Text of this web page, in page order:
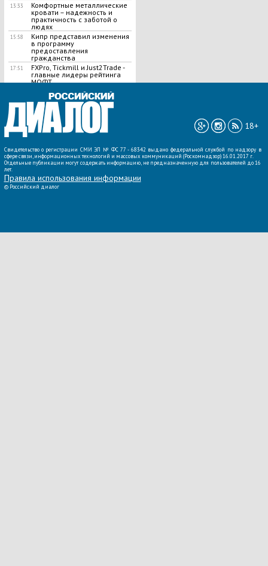
13:33
Комфортные металлические
кровати – надежность и
практичность с заботой о
людях
15:58
Кипр представил изменения
в программу
предоставления
гражданства
17:51
FXPro, Tickmill и Just2Trade -
главные лидеры рейтинга
МОФТ
ВСЕ НОВОСТИ »
18+
Свидетельство о регистрации СМИ ЭЛ № ФС 77 - 68342 выдано федеральной службой по надзору в
сфере связи, информационных технологий и массовых коммуникаций (Роскомнадзор) 16.01.2017 г.
Отдельные публикации могут содержать информацию, не предназначенную для пользователей до 16
лет.
Правила использования информации
© Российский диалог